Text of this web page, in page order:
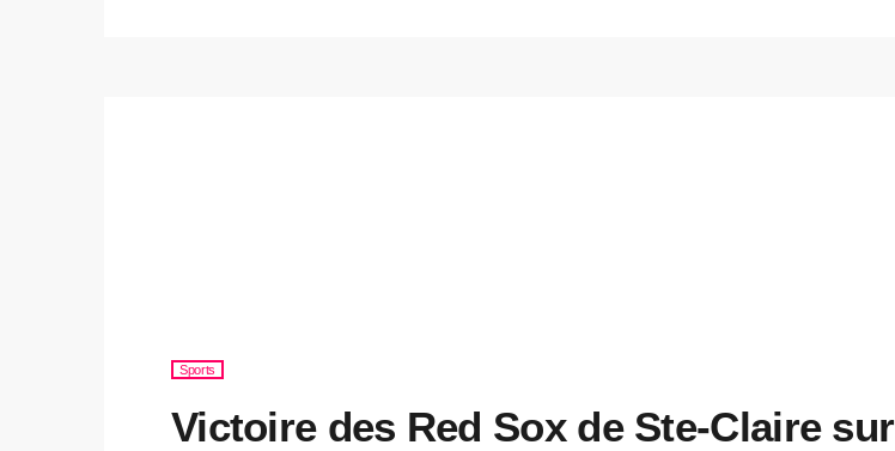
Sports
Victoire des Red Sox de Ste-Claire sur